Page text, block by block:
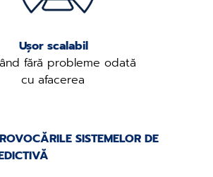
Ușor scalabil
fără probleme odată
cu afacerea
SISTEMELOR DE